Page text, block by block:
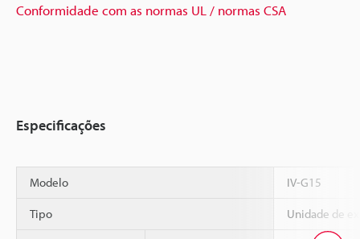
Conformidade com as normas UL / normas CSA
Especificações
Modelo IV-G15
Tipo Unidade de